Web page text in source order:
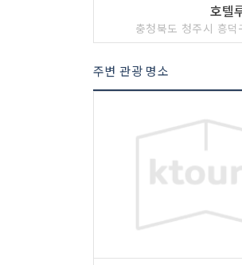
호텔
충청북도 청주시 흥
주변 관광 명소